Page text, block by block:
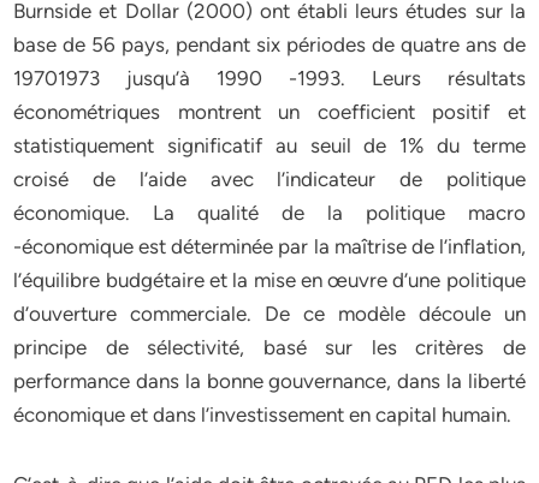
Burnside et Dollar (2000) ont établi leurs études sur la
base de 56 pays, pendant six périodes de quatre ans de
19701973 jusqu’à 1990 -1993. Leurs résultats
économétriques montrent un coefficient positif et
statistiquement significatif au seuil de 1% du terme
croisé de l’aide avec l’indicateur de politique
économique. La qualité de la politique macro
-économique est déterminée par la maîtrise de l’inflation,
l’équilibre budgétaire et la mise en œuvre d’une politique
d’ouverture commerciale. De ce modèle découle un
principe de sélectivité, basé sur les critères de
performance dans la bonne gouvernance, dans la liberté
économique et dans l’investissement en capital humain.